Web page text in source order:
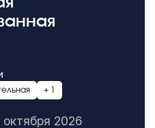
+ 1
2026